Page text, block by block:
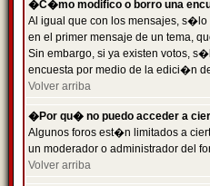
�C�mo modifico o borro una
Al igual que con los mensajes, s�lo
en el primer mensaje de un tema,
Sin embargo, si ya existen votos,
encuesta por medio de la edici�n
Volver arriba
�Por qu� no puedo acceder a
Algunos foros est�n limitados a
un moderador o administrador del
Volver arriba